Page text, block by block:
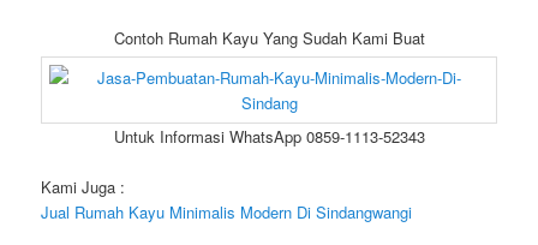
Contoh Rumah Kayu Yang Sudah Kami Buat
Untuk Informasi WhatsApp 0859-1113-52343
Kami Juga :
Jual Rumah Kayu Minimalis Modern Di Sindangwangi